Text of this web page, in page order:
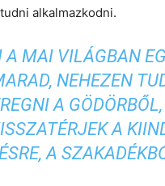
alkalmazkodni.
A MAI VILÁGBAN
NEHEZEN
A GÖDÖRBŐL,
A
A